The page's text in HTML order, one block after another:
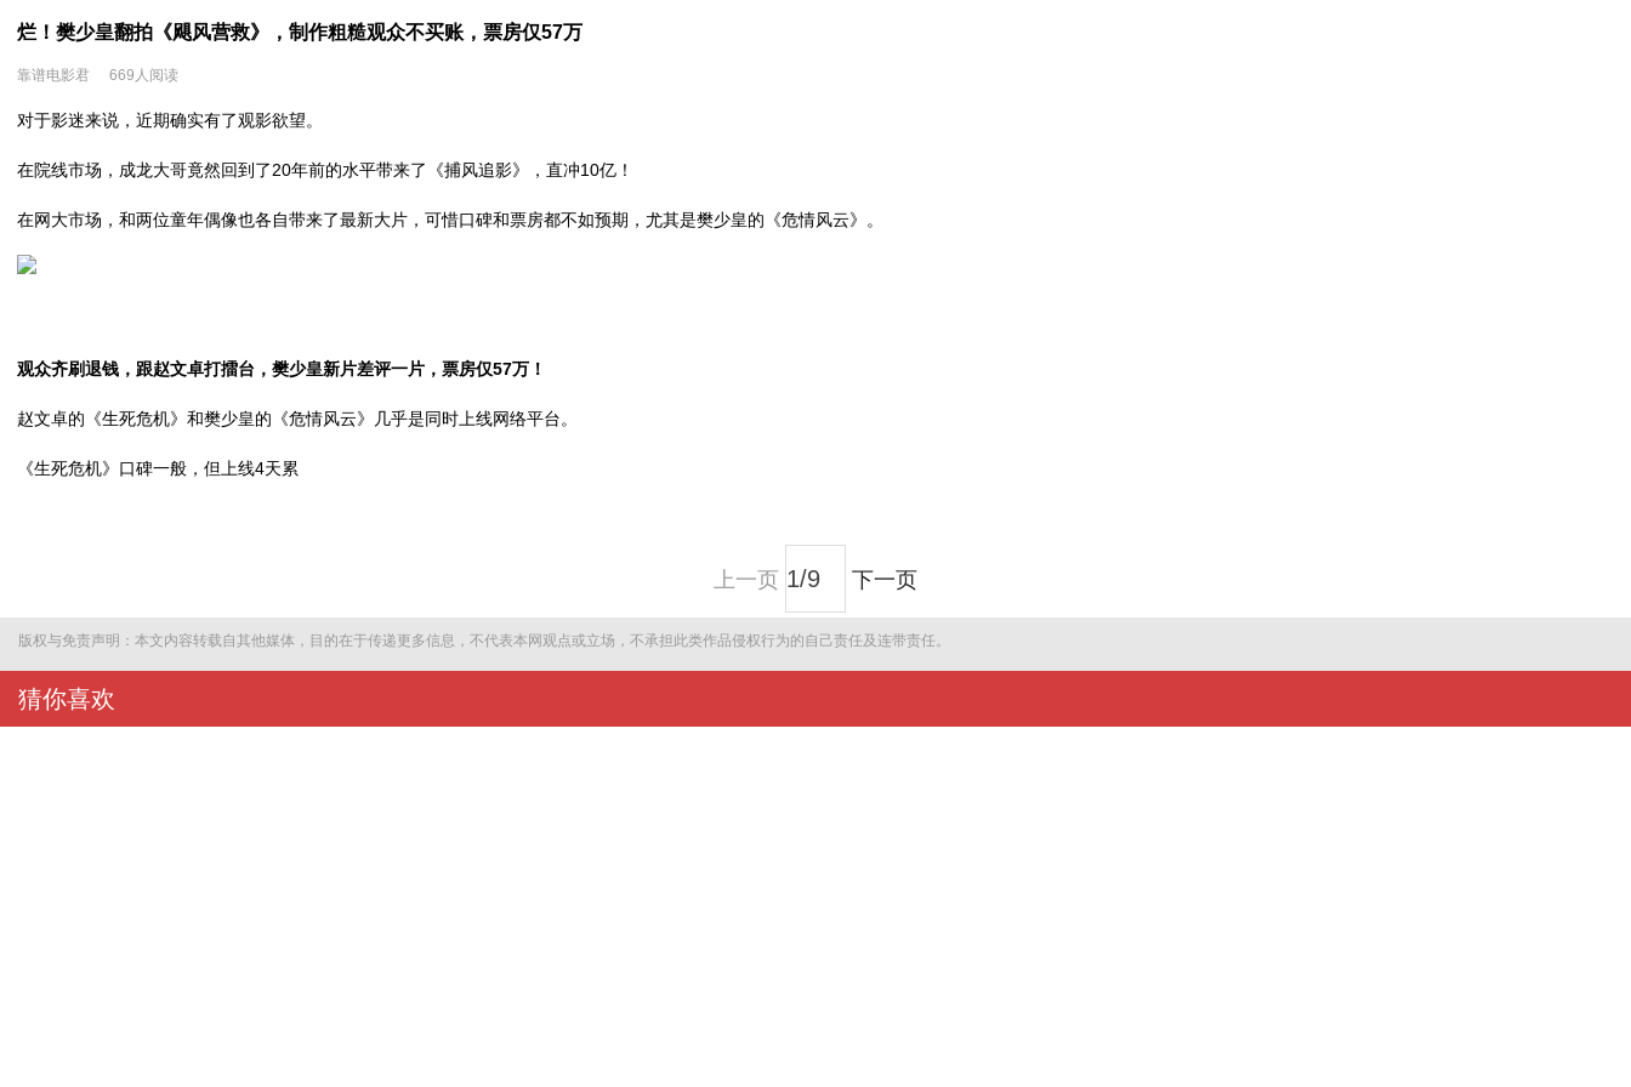
烂！樊少皇翻拍《飓风营救》，制作粗糙观众不买账，票房仅57万
靠谱电影君 669人阅读
对于影迷来说，近期确实有了观影欲望。
在院线市场，成龙大哥竟然回到了20年前的水平带来了《捕风追影》，直冲10亿！
在网大市场， 和两位童年偶像也各自带来了最新大片，可惜口碑和票房都不如预期，尤其是樊少皇的《危情风云》。
观众齐刷退钱，跟赵文卓打擂台，樊少皇新片差评一片，票房仅57万！
赵文卓的《生死危机》和樊少皇的《危情风云》几乎是同时上线网络平台。
《生死危机》口碑一般，但上线4天累
上一页 下一页
版权与免责声明：本文内容转载自其他媒体，目的在于传递更多信息，不代表本网观点或立场，不承担此类作品侵权行为的自己责任及连带责任。
猜你喜欢